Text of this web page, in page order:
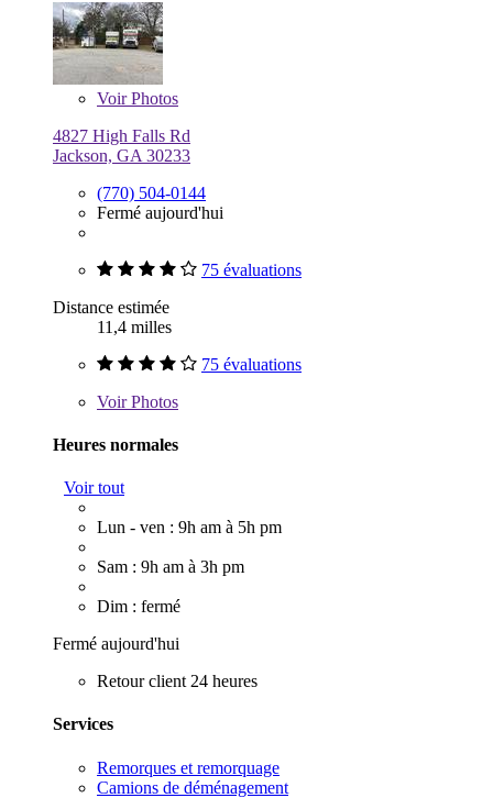
VoirPhotos
4827 High Falls Rd
Jackson, GA 30233
(770) 504-0144
Fermé aujourd'hui
75 évaluations
Distance estimée
11,4 milles
75 évaluations
VoirPhotos
Heures normales
Voir tout
Lun - ven : 9h am à 5h pm
Sam : 9h am à 3h pm
Dim : fermé
Fermé aujourd'hui
Retour client 24 heures
Services
Remorques et remorquage
Camions de déménagement